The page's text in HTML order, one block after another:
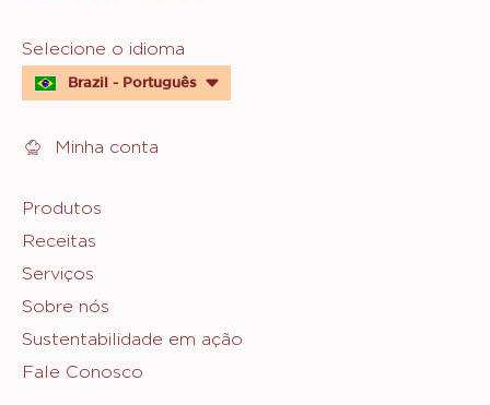
Website
quick
links
Selecione o idioma
Brazil - Português
Minha conta
Footer
Sicao
Produtos
Receitas
Serviços
Sobre nós
Sustentabilidade em ação
Fale Conosco